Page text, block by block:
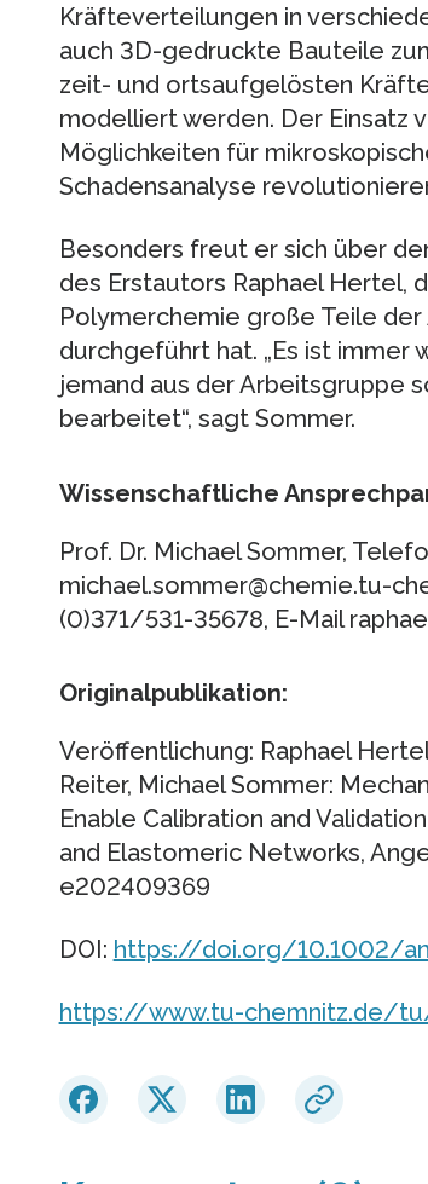
Kräfteverteilungen in
auch 3D-gedruckte Bauteile
zeit- und ortsaufgelösten
modelliert werden. Der Einsatz
Möglichkeiten für
Schadensanalyse
Besonders freut er sich über
des Erstautors Raphael Hertel,
Polymerchemie große Teile
durchgeführt hat. „Es ist immer
jemand aus der Arbeitsgruppe
bearbeitet“, sagt Sommer.
Wissenschaftliche
Prof. Dr. Michael Sommer,
michael.sommer@chemie.tu-
(0)371/531-35678, E-Mail
Originalpublikation:
Veröffentlichung: Raphael
Reiter, Michael Sommer:
Enable Calibration and
and Elastomeric Networks,
e202409369
DOI: https://doi.org/10.1002/
https://www.tu-chemnitz.de/